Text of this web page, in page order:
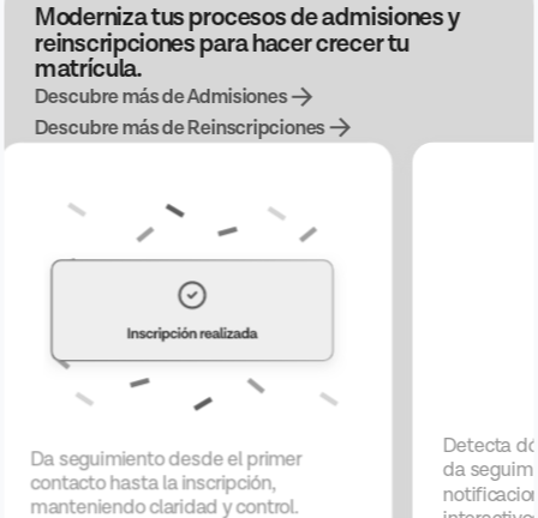
Moderniza tus procesos de admisiones y
reinscripciones para hacer crecer tu
matrícula.
Descubre más de Admisiones
Descubre más de Reinscripciones
Da seguimiento desde el primer
contacto hasta la inscripción,
manteniendo claridad y control.
Detecta
da